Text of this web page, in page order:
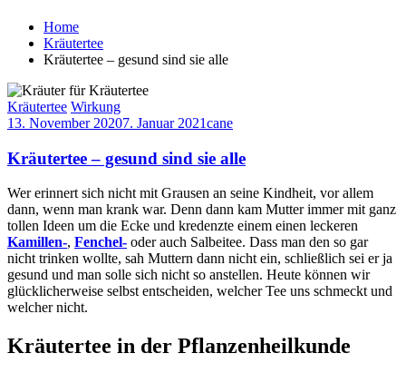
Home
Kräutertee
Kräutertee – gesund sind sie alle
Kräutertee Wirkung
13. November 20207. Januar 2021cane
Kräutertee – gesund sind sie alle
Wer erinnert sich nicht mit Grausen an seine Kindheit, vor allem
dann, wenn man krank war. Denn dann kam Mutter immer mit ganz
tollen Ideen um die Ecke und kredenzte einem einen leckeren
Kamillen-, Fenchel- oder auch Salbeitee. Dass man den so gar
nicht trinken wollte, sah Muttern dann nicht ein, schließlich sei er ja
gesund und man solle sich nicht so anstellen. Heute können wir
glücklicherweise selbst entscheiden, welcher Tee uns schmeckt und
welcher nicht.
Kräutertee in der Pflanzenheilkunde